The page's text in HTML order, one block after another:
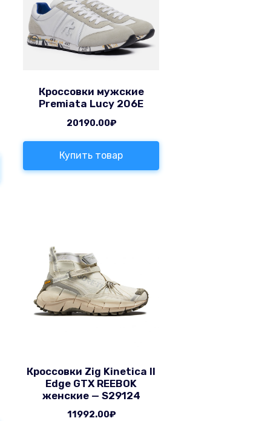
Кроссовки мужские
Premiata Lucy 206E
20190.00₽
Купить товар
Кроссовки Zig Kinetica II
Edge GTX REEBOK
женские — S29124
11992.00₽